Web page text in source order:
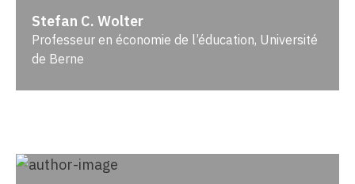
Stefan C. Wolter
Professeur en économie de l’éducation, Université
de Berne